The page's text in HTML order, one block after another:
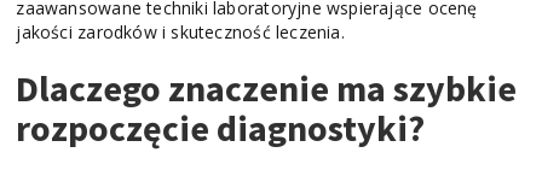
zaawansowane techniki laboratoryjne wspierające ocenę
jakości zarodków i skuteczność leczenia.
Dlaczego znaczenie ma szybkie
rozpoczęcie diagnostyki?